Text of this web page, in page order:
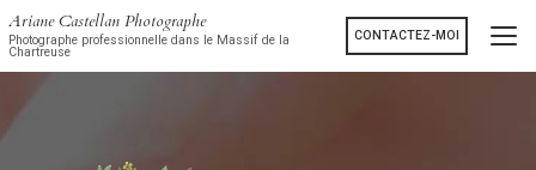
au
contenu
Ariane Castellan Photographe
Photographe professionnelle dans le Massif de la
Chartreuse
CONTACTEZ-MOI